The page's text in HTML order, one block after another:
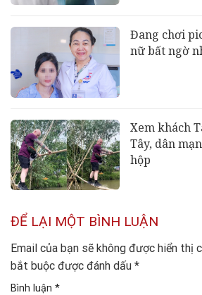
Đang chơi
nữ bất ngờ
Xem khách
Tây, dân
hộp
ĐỂ LẠI MỘT BÌNH LUẬN
Email của bạn sẽ không được hiển thị
bắt buộc được đánh dấu *
Bình luận *